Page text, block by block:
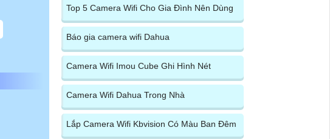
Top 5 Camera Wifi Cho Gia Đình Nên Dùng
Báo gia camera wifi Dahua
Camera Wifi Imou Cube Ghi Hình Nét
Camera Wifi Dahua Trong Nhà
Lắp Camera Wifi Kbvision Có Màu Ban Đêm